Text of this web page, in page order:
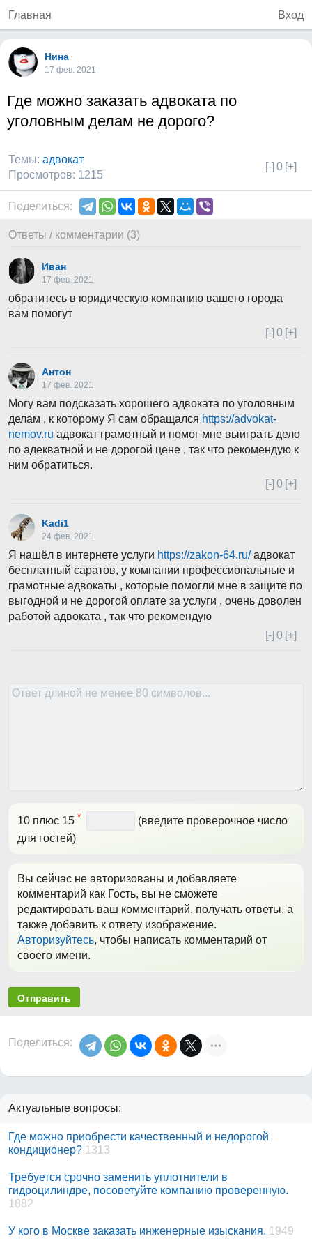
Главная Вход
Нина
17 фев. 2021
Где можно заказать адвоката по
уголовным делам не дорого?
[-] 0 [+]
Темы: адвокат
Просмотров: 1215
Поделиться:
Ответы / комментарии (3)
Иван
17 фев. 2021
обратитесь в юридическую компанию вашего города
вам помогут
[-] 0 [+]
Антон
17 фев. 2021
Могу вам подсказать хорошего адвоката по уголовным
делам , к которому Я сам обращался https://advokat-
nemov.ru адвокат грамотный и помог мне выиграть дело
по адекватной и не дорогой цене , так что рекомендую к
ним обратиться.
[-] 0 [+]
Kadi1
24 фев. 2021
Я нашёл в интернете услуги https://zakon-64.ru/адвокат
бесплатный саратов, у компании профессиональные и
грамотные адвокаты , которые помогли мне в защите по
выгодной и не дорогой оплате за услуги , очень доволен
работой адвоката , так что рекомендую
[-] 0 [+]
10 плюс 15 *
(введите проверочное число
для гостей)
Вы сейчас не авторизованы и добавляете
комментарий как Гость, вы не сможете
редактировать ваш комментарий, получать ответы, а
также добавить к ответу изображение.
Авторизуйтесь, чтобы написать комментарий от
своего имени.
Отправить
Поделиться:
Актуальные вопросы:
Где можно приобрести качественный и недорогой
кондиционер? 1313
Требуется срочно заменить уплотнители в
гидроцилиндре, посоветуйте компанию проверенную.
1882
У кого в Москве заказать инженерные изыскания. 1949